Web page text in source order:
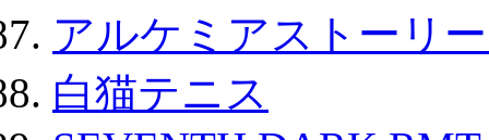
アルケミアストーリ
白猫テニス